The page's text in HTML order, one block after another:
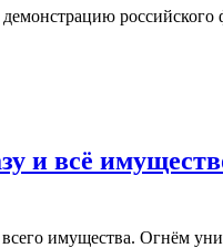
и всё
имущества. Огнём